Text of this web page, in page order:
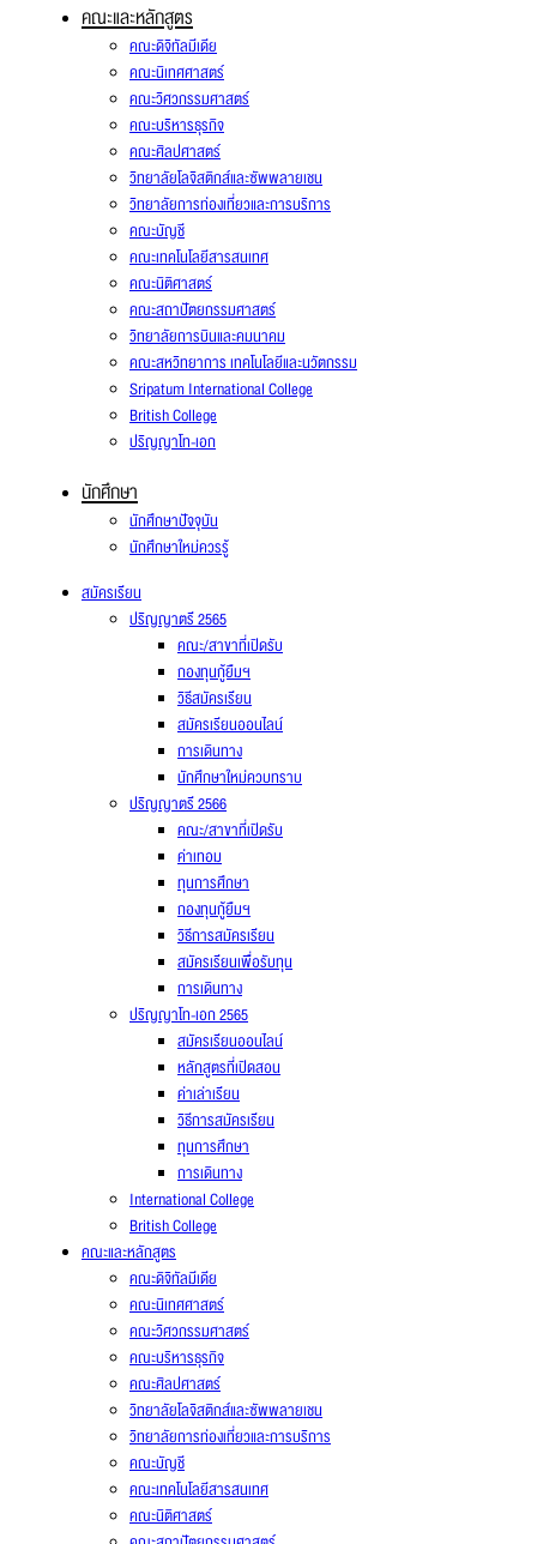
คณะและหลักสูตร
คณะดิจิทัลมีเดีย
คณะนิเทศศาสตร์
คณะวิศวกรรมศาสตร์
คณะบริหารธุรกิจ
คณะศิลปศาสตร์
วิทยาลัยโลจิสติกส์และซัพพลายเชน
วิทยาลัยการท่องเที่ยวและการบริการ
คณะบัญชี
คณะเทคโนโลยีสารสนเทศ
คณะนิติศาสตร์
คณะสถาปัตยกรรมศาสตร์
วิทยาลัยการบินและคมนาคม
คณะสหวิทยาการ เทคโนโลยีและนวัตกรรม
Sripatum International College
British College
ปริญญาโท-เอก
นักศึกษา
นักศึกษาปัจจุบัน
นักศึกษาใหม่ควรรู้
สมัครเรียน
ปริญญาตรี 2565
คณะ/สาขาที่เปิดรับ
กองทุนกู้ยืมฯ
วิธีสมัครเรียน
สมัครเรียนออนไลน์
การเดินทาง
นักศึกษาใหม่ควบทราบ
ปริญญาตรี 2566
คณะ/สาขาที่เปิดรับ
ค่าเทอม
ทุนการศึกษา
กองทุนกู้ยืมฯ
วิธีการสมัครเรียน
สมัครเรียนเพื่อรับทุน
การเดินทาง
ปริญญาโท-เอก 2565
สมัครเรียนออนไลน์
หลักสูตรที่เปิดสอน
ค่าเล่าเรียน
วิธีการสมัครเรียน
ทุนการศึกษา
การเดินทาง
International College
British College
คณะและหลักสูตร
คณะดิจิทัลมีเดีย
คณะนิเทศศาสตร์
คณะวิศวกรรมศาสตร์
คณะบริหารธุรกิจ
คณะศิลปศาสตร์
วิทยาลัยโลจิสติกส์และซัพพลายเชน
วิทยาลัยการท่องเที่ยวและการบริการ
คณะบัญชี
คณะเทคโนโลยีสารสนเทศ
คณะนิติศาสตร์